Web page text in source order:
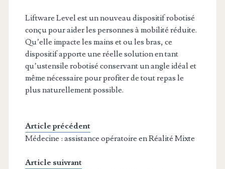
Liftware Level est un nouveau dispositif robotisé
conçu pour aider les personnes à mobilité réduite.
Qu’elle impacte les mains et ou les bras, ce
dispositif apporte une réelle solution en tant
qu’ustensile robotisé conservant un angle idéal et
même nécessaire pour profiter de tout repas le
plus naturellement possible.
Article précédent
Médecine : assistance opératoire en Réalité Mixte
Article suivrant